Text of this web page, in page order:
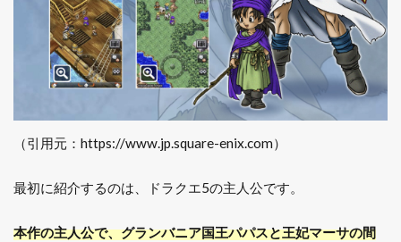
（引用元：https://www.jp.square-enix.com）
最初に紹介するのは、ドラクエ5の主人公です。
本作の主人公で、グランバニア国王パパスと王妃マーサの間